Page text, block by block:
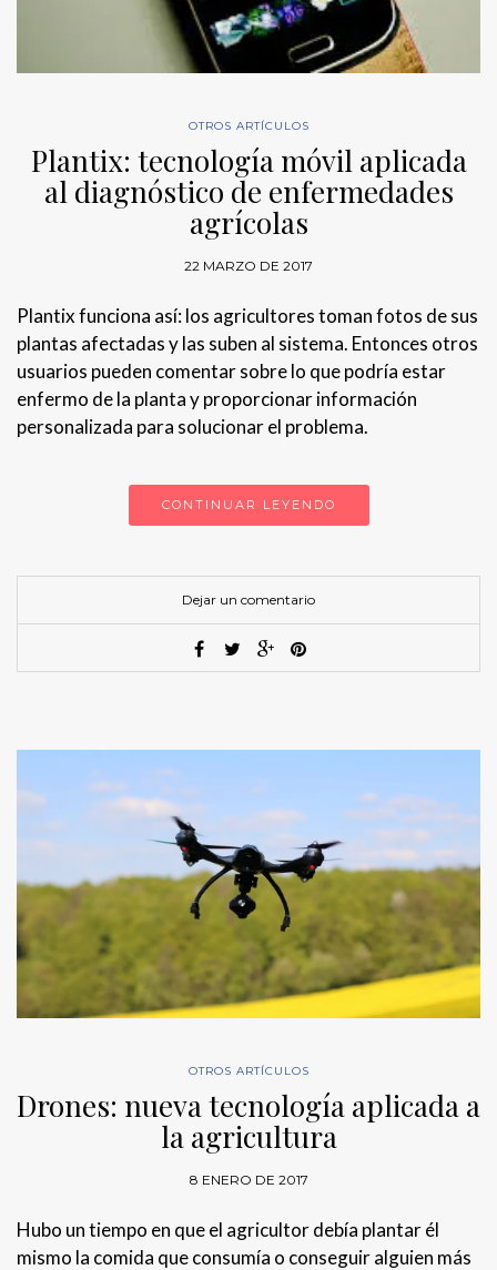
OTROS ARTÍCULOS
Plantix: tecnología móvil aplicada
al diagnóstico de enfermedades
agrícolas
22 MARZO DE 2017
Plantix funciona así: los agricultores toman fotos de sus
plantas afectadas y las suben al sistema. Entonces otros
usuarios pueden comentar sobre lo que podría estar
enfermo de la planta y proporcionar información
personalizada para solucionar el problema.
CONTINUAR LEYENDO
Dejar un comentario
OTROS ARTÍCULOS
Drones: nueva tecnología aplicada a
la agricultura
8 ENERO DE 2017
Hubo un tiempo en que el agricultor debía plantar él
mismo la comida que consumía o conseguir alguien más